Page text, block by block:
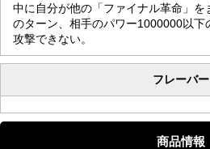
中に自分が他の「ファイナル革命」を
のターン、相手のパワー1000000以下
攻撃できない。
フレーバー
商品情報